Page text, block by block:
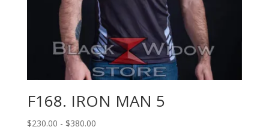
F168. IRON MAN 5
$230.00 - $380.00Rango